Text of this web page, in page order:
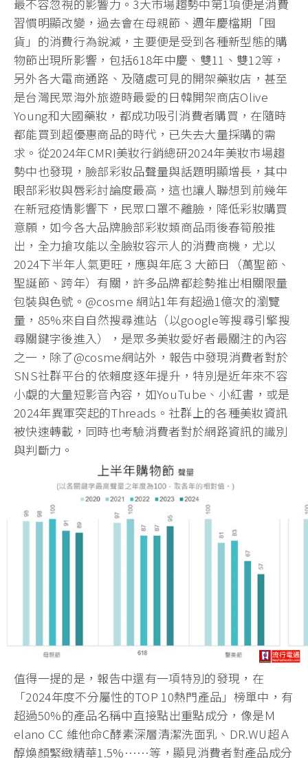
最不容忽視的影響力。3大市場趨勢中第1項便是消費
習慣明顯改變，過去會在母親節、週年慶檔期「囤
貨」的消費行為銳減，主要便是受到各種新型態的購
物節出現所影響，包括618年中慶、雙11、雙12等，
另外各大電商通路、及隨處可見的開架藥妝店，甚至
是台灣民眾海外旅遊時最愛的日韓開架商店Olive
Young和大國藥妝，都成功吸引消費者購買，在隨時
都能買到超優惠商品的時代，已失去大量採購的需
求。從2024年CMRI美妝行銷總研2024年美妝市場趨
勢中也發現，臉部彩妝品聲量與話題明顯增長，其中
眼部彩妝與唇彩討論度最高，這也讓人聯想到前幾年
在新冠疫情影響下，民眾口罩不離臉，降低彩妝購買
意願，如今各大品牌臉部彩妝類商品雨後春筍般推
出，全力搶攻能以全臉妝容示人的消費商機，尤以
2024下半年人氣更旺，應與年底３大節日（萬聖節、
聖誕節、跨年）有關，許多品牌都趁勢推出相關限量
包裝與色號。@cosme 網站1年有超過1億次的瀏覽
量，85%來自自然搜尋進站（以google等搜尋引擎搜
尋關鍵字後進入），是眾多美妝愛好者最關注的內容
之一，除了@cosme網站外，報告中發現消費者對於
SNS社群平台的依賴度逐年提升，特別是近年來不容
小覷的大量短影音內容，如YouTube、小紅書，或是
2024年異軍突起的Threads。社群上的各種美妝資訊
被快速轉載，同時也考驗消費者對於網路資訊的識別
與判斷力。
值得一提的是，報告中還有一項特別的發現，在
「2024年度不分屬性的TOP 10熱門產品」榜單中，有
超過50%的產品名稱中直接點出重點成分，像是Ｍ
elano CC 維他命C酵素深層清潔洗面乳、DR.WU超Ａ
醇煥顏緊緻精華1.5%……等，顯見消費者對產品成分